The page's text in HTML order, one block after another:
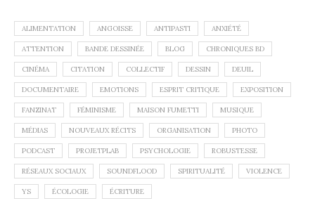
ALIMENTATION ANGOISSE ANTIPASTI ANXIÉTÉ
ATTENTION BANDE DESSINÉE BLOG CHRONIQUES BD
CINÉMA CITATION COLLECTIF DESSIN DEUIL
DOCUMENTAIRE EMOTIONS ESPRIT CRITIQUE EXPOSITION
FANZINAT FÉMINISME MAISON FUMETTI MUSIQUE
MÉDIAS NOUVEAUX RÉCITS ORGANISATION PHOTO
PODCAST PROJETPLAB PSYCHOLOGIE ROBUSTESSE
RÉSEAUX SOCIAUX SOUNDFLOOD SPIRITUALITÉ VIOLENCE
YS ÉCOLOGIE ÉCRITURE